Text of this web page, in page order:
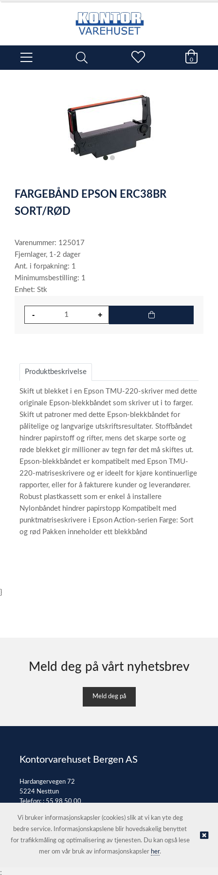
0
itemitem
of
2
FARGEBÅND EPSON ERC38BR
SORT/RØD
Varenummer: 125017
Fjernlager, 1-2 dager
Ant. i forpakning: 1
Minimumsbestilling: 1
Enhet: Stk
Produktbeskrivelse
Skift ut blekket i en Epson TMU-220-skriver med dette
originale Epson-blekkbåndet som skriver ut i to farger.
Skift ut patroner med dette Epson-blekkbåndet for
pålitelige og langvarige utskriftsresultater. Stoffbåndet
hindrer papirstoff og rifter, mens det skarpe sorte og
røde blekket gir millioner av tegn før det må skiftes ut.
Epson-blekkbåndet er kompatibelt med Epson TMU-
220-matriseskrivere og er ideelt for kjøre kontinuerlige
rapporter, eller for å fakturere kunder og leverandører.
Robust plastkassett som er enkel å installere
Nylonbåndet hindrer papirstopp Kompatibelt med
punktmatriseskrivere i Epson Action-serien Farge: Sort
og rød Pakken inneholder ett blekkbånd
}
Meld deg på vårt nyhetsbrev
Meld deg på
Kontorvarehuset Bergen AS
Hardangervegen 72
5224 Nesttun
Telefon: :55 98 50 00
© Kontorvarehuset Bergen AS |Nettbutikk levert av Kréatif
Vi bruker informasjonskapsler (cookies) slik at vi kan yte deg
bedre service. Informasjonskapslene blir hovedsakelig benyttet
for trafikkmåling og optimalisering av tjenesten. Du kan også lese
mer om vår bruk av informasjonskapsler her.
;